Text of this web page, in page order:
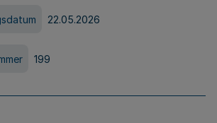
22.05.2026
199